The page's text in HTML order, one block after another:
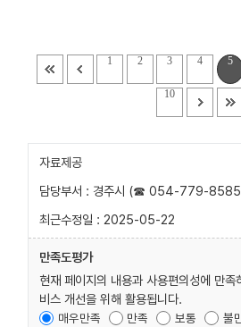
1 2 3 4 5
10
자료제공
담당부서 : 경주시 (☎ 054-779-
최근수정일 : 2025-05-22
만족도평가
현재 페이지의 내용과 사용편의성에 만
비스 개선을 위해 활용됩니다.
매우만족 만족 보통 불